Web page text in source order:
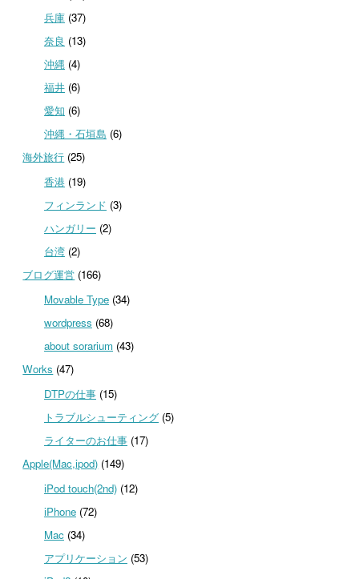
兵庫(37)
奈良 (13)
沖縄(4)
福井(6)
愛知 (6)
沖縄・石垣島 (6)
海外旅行 (25)
香港(19)
フィンランド (3)
ハンガリー (2)
台湾(2)
ブログ運営 (166)
Movable Type(34)
wordpress (68)
about sorarium(43)
Works (47)
DTPの仕事(15)
トラブルシューティング(5)
ライターのお仕事(17)
Apple(Mac,ipod) (149)
iPod touch(2nd)(12)
iPhone(72)
Mac(34)
アプリケーション (53)